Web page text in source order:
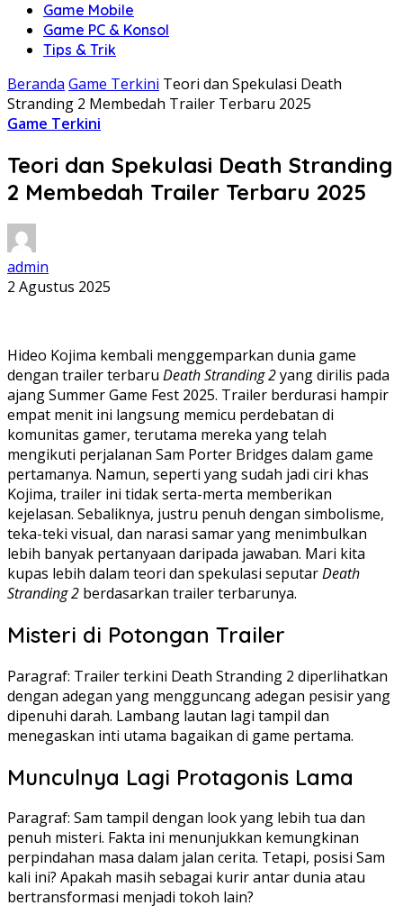
Game Mobile
Game PC & Konsol
Tips & Trik
Beranda Game Terkini Teori dan Spekulasi Death
Stranding 2 Membedah Trailer Terbaru 2025
Game Terkini
Teori dan Spekulasi Death Stranding
2 Membedah Trailer Terbaru 2025
admin
2 Agustus 2025
Hideo Kojima kembali menggemparkan dunia game
dengan trailer terbaru Death Stranding 2yang dirilis pada
ajang Summer Game Fest 2025. Trailer berdurasi hampir
empat menit ini langsung memicu perdebatan di
komunitas gamer, terutama mereka yang telah
mengikuti perjalanan Sam Porter Bridges dalam game
pertamanya. Namun, seperti yang sudah jadi ciri khas
Kojima, trailer ini tidak serta-merta memberikan
kejelasan. Sebaliknya, justru penuh dengan simbolisme,
teka-teki visual, dan narasi samar yang menimbulkan
lebih banyak pertanyaan daripada jawaban. Mari kita
kupas lebih dalam teori dan spekulasi seputarDeath
Stranding 2 berdasarkan trailer terbarunya.
Misteri di Potongan Trailer
Paragraf: Trailer terkini Death Stranding 2 diperlihatkan
dengan adegan yang mengguncang adegan pesisir yang
dipenuhi darah. Lambang lautan lagi tampil dan
menegaskan inti utama bagaikan di game pertama.
Munculnya Lagi Protagonis Lama
Paragraf: Sam tampil dengan look yang lebih tua dan
penuh misteri. Fakta ini menunjukkan kemungkinan
perpindahan masa dalam jalan cerita. Tetapi, posisi Sam
kali ini? Apakah masih sebagai kurir antar dunia atau
bertransformasi menjadi tokoh lain?